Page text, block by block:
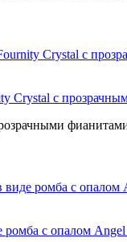
Crystal с
ромба с опалом